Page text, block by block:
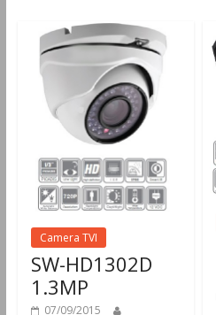
Camera TVI
SW-HD1302D
1.3MP
07/09/2015